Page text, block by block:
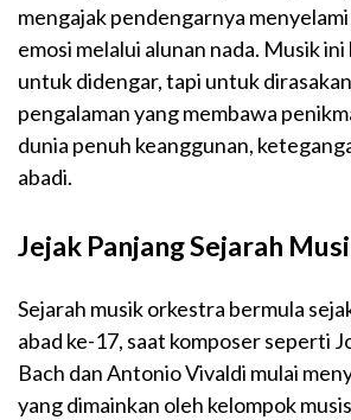
mengajak pendengarnya
emosi melalui alunan nada. Musik
untuk didengar, tapi untuk
pengalaman yang membawa
dunia penuh keanggunan,
abadi.
Jejak Panjang Sejarah
Sejarah musik orkestra bermula
abad ke-17, saat komposer seperti
Bach dan Antonio Vivaldi mulai
yang dimainkan oleh kelompok